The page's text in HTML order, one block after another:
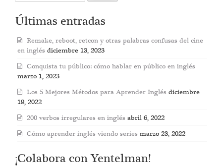
for:
Últimas entradas
Remake, reboot, retcon y otras palabras confusas del cine
en inglés diciembre 13, 2023
Conquista tu público: cómo hablar en público en inglés
marzo 1, 2023
Los 5 Mejores Métodos para Aprender Inglés diciembre
19, 2022
200 verbos irregulares en inglés abril 6, 2022
Cómo aprender inglés viendo series marzo 23, 2022
¡Colabora con Yentelman!